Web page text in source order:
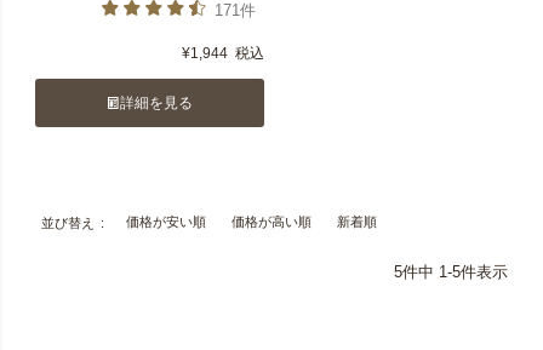
171件
¥1,944 税込
詳細を見る
並び替え 価格が安い順 価格が高い順 新着順
5件中 1-5件表示